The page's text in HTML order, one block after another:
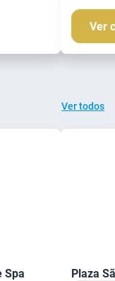
Ver
Ver todos
Spa Plaza